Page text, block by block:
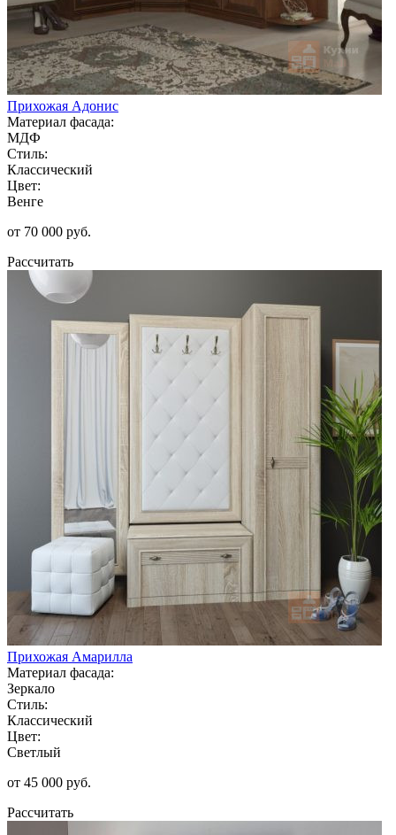
Прихожая Адонис
Материал фасада:
МДФ
Стиль:
Классический
Цвет:
Венге
от 70 000 руб.
Рассчитать
Прихожая Амарилла
Материал фасада:
Зеркало
Стиль:
Классический
Цвет:
Светлый
от 45 000 руб.
Рассчитать